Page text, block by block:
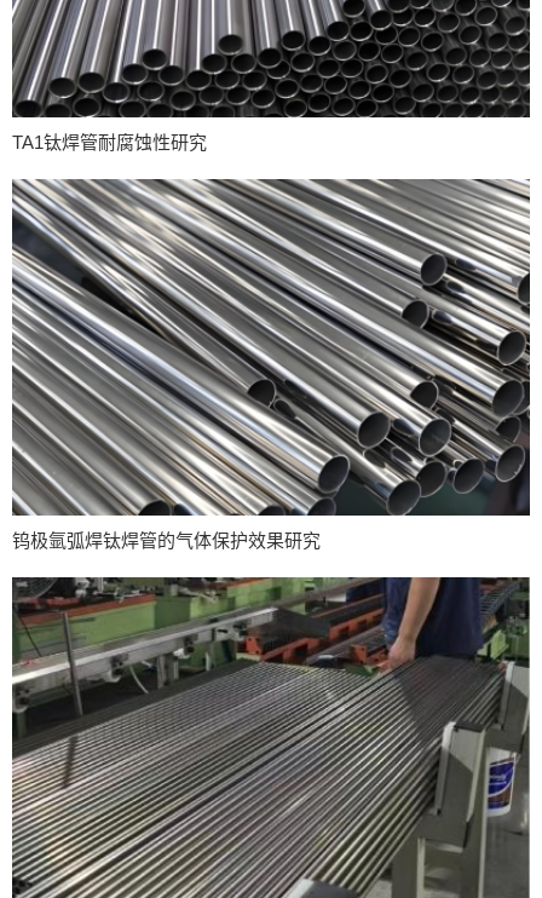
TA1钛焊管耐腐蚀性研究
钨极氩弧焊钛焊管的气体保护效果研究